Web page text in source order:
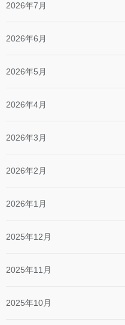
2026年7月
2026年6月
2026年5月
2026年4月
2026年3月
2026年2月
2026年1月
2025年12月
2025年11月
2025年10月